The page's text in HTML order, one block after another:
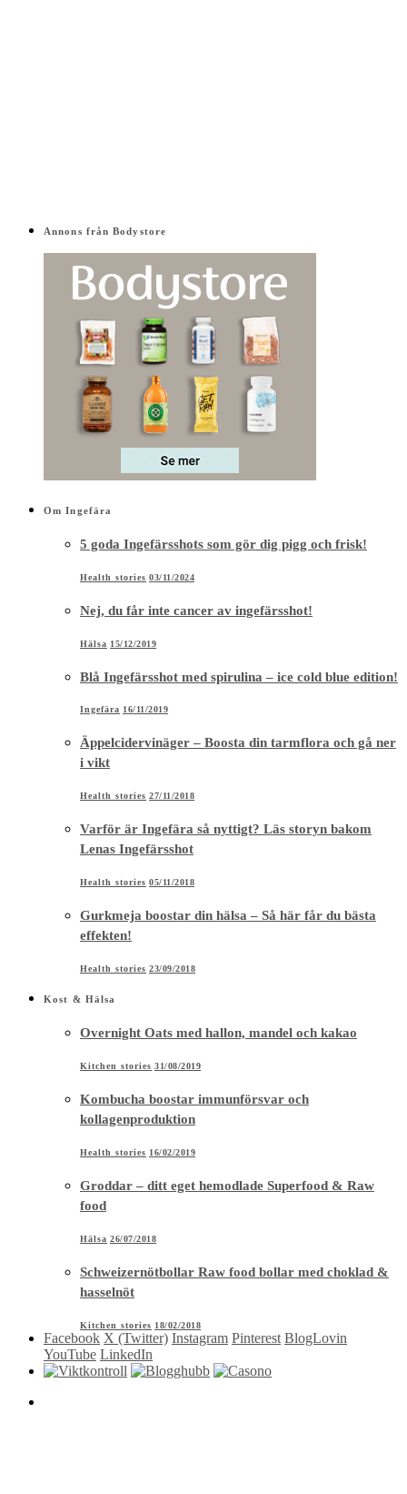
Annons från Bodystore
Om Ingefära
5 goda Ingefärsshots som gör dig pigg och frisk!
Health stories 03/11/2024
Nej, du får inte cancer av ingefärsshot!
Hälsa 15/12/2019
Blå Ingefärsshot med spirulina – ice cold blue edition!
Ingefära 16/11/2019
Äppelcidervinäger – Boosta din tarmflora och gå ner
i vikt
Health stories 27/11/2018
Varför är Ingefära så nyttigt? Läs storyn bakom
Lenas Ingefärsshot
Health stories 05/11/2018
Gurkmeja boostar din hälsa – Så här får du bästa
effekten!
Health stories 23/09/2018
Kost & Hälsa
Overnight Oats med hallon, mandel och kakao
Kitchen stories 31/08/2019
Kombucha boostar immunförsvar och
kollagenproduktion
Health stories 16/02/2019
Groddar – ditt eget hemodlade Superfood & Raw
food
Hälsa 26/07/2018
Schweizernötbollar Raw food bollar med choklad &
hasselnöt
Kitchen stories 18/02/2018
Facebook X (Twitter) Instagram Pinterest BlogLovin
YouTube LinkedIn